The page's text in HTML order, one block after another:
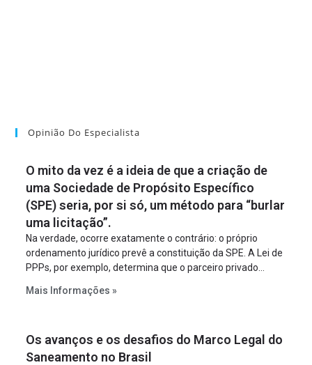
Opinião Do Especialista
O mito da vez é a ideia de que a criação de
uma Sociedade de Propósito Específico
(SPE) seria, por si só, um método para “burlar
uma licitação”.
Na verdade, ocorre exatamente o contrário: o próprio
ordenamento jurídico prevê a constituição da SPE. A Lei de
PPPs, por exemplo, determina que o parceiro privado
empreendimento. Ou seja, a suposta “fraude à licitação” é
projeto a projeto.
Mais Informações »
Os avanços e os desafios do Marco Legal do
Saneamento no Brasil